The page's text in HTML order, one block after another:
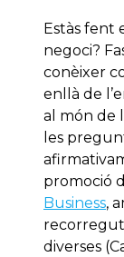
Estàs fent
negoci?
conèixer
enllà de
al món de
les
promoció
Business,
diverses